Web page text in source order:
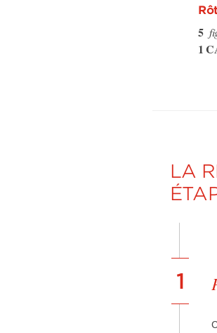
5
1
LA
1